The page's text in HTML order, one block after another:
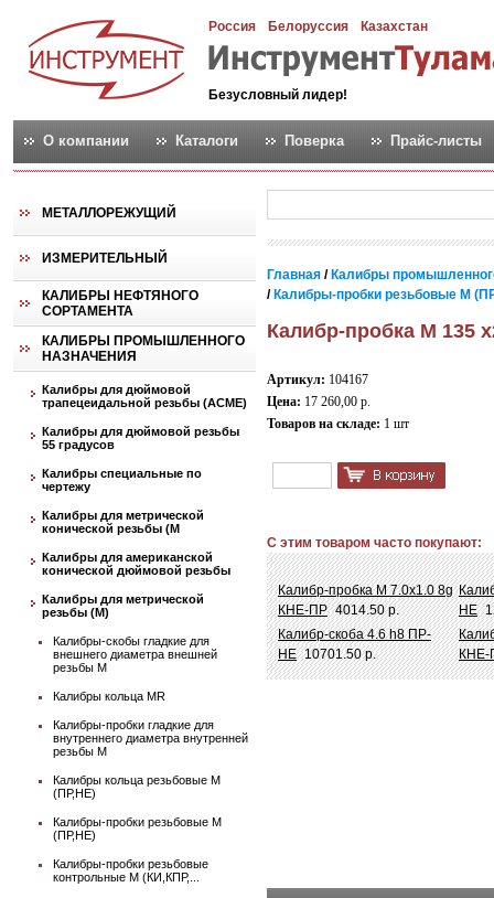
Россия Белоруссия Казахстан
Безусловный лидер!
О компании Каталоги Поверка Прайс-листы
МЕТАЛЛОРЕЖУЩИЙ
ИЗМЕРИТЕЛЬНЫЙ
КАЛИБРЫ НЕФТЯНОГО
СОРТАМЕНТА
КАЛИБРЫ ПРОМЫШЛЕННОГО
НАЗНАЧЕНИЯ
Калибры для дюймовой
трапецеидальной резьбы (АСМЕ)
Калибры для дюймовой резьбы
55 градусов
Калибры специальные по
чертежу
Калибры для метрической
конической резьбы (М
Калибры для американской
конической дюймовой резьбы
Калибры для метрической
резьбы (М)
Калибры-скобы гладкие для
внешнего диаметра внешней
резьбы М
Калибры кольца MR
Калибры-пробки гладкие для
внутреннего диаметра внутренней
резьбы М
Калибры кольца резьбовые М
(ПР,НЕ)
Калибры-пробки резьбовые М
(ПР,НЕ)
Калибры-пробки резьбовые
контрольные М (КИ,КПР,...
Главная / Калибры
/ Калибры-пробки резьбовые М
Калибр-пробка М 135
Артикул: 104167
Цена: 17 260,00 р.
Товаров на складе: 1 шт
С этим товаром часто покупают:
Калибр-пробка М 7.0х1.0 8g
КНЕ-ПР 4014.50 р.
НЕ
Калибр-скоба 4.6 h8 ПР-
НЕ 10701.50 р.
КНЕ-